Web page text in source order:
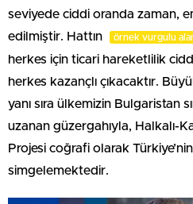
seviyede ciddi oranda zaman,
edilmiştir. Hattın
örnek vurgulu
herkes için ticari hareketlilik
herkes kazançlı çıkacaktır.
yanı sıra ülkemizin Bulgaristan
uzanan güzergahıyla, Halkalı-
Projesi coğrafi olarak
simgelemektedir.